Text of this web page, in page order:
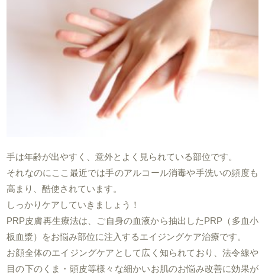
手は年齢が出やすく、意外とよく見られている部位です。
それなのにここ最近では手のアルコール消毒や手洗いの頻度も
高まり、酷使されています。
しっかりケアしていきましょう！
PRP皮膚再生療法は、ご自身の血液から抽出したPRP（多血小
板血漿）をお悩み部位に注入するエイジングケア治療です。
お顔全体のエイジングケアとして広く知られており、法令線や
目の下のくま・頭皮等様々な細かいお肌のお悩み改善に効果が